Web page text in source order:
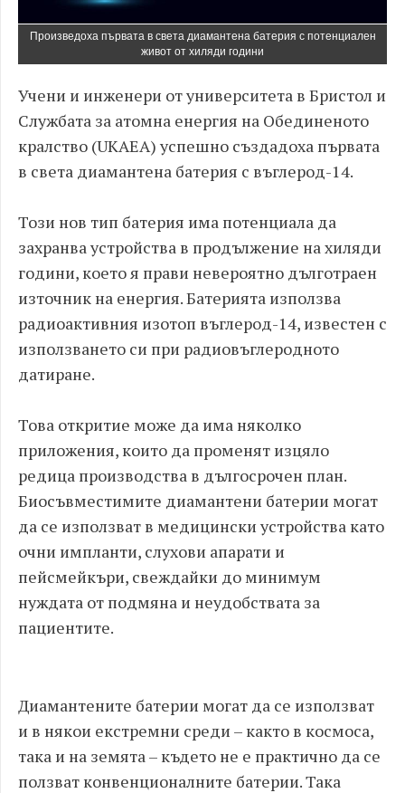
Произведоха първата в света диамантена батерия с потенциален
живот от хиляди години
Учени и инженери от университета в Бристол и
Службата за атомна енергия на Обединеното
кралство (UKAEA) успешно създадоха първата
в света диамантена батерия с въглерод-14.
Този нов тип батерия има потенциала да
захранва устройства в продължение на хиляди
години, което я прави невероятно дълготраен
източник на енергия. Батерията използва
радиоактивния изотоп въглерод-14, известен с
използването си при радиовъглеродното
датиране.
Това откритие може да има няколко
приложения, които да променят изцяло
редица производства в дългосрочен план.
Биосъвместимите диамантени батерии могат
да се използват в медицински устройства като
очни импланти, слухови апарати и
пейсмейкъри, свеждайки до минимум
нуждата от подмяна и неудобствата за
пациентите.
Диамантените батерии могат да се използват
и в някои екстремни среди – както в космоса,
така и на земята – където не е практично да се
ползват конвенционалните батерии. Така